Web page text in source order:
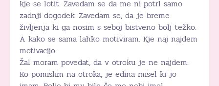
kje se lotit. Zavedam se da me ni potrl samo
zadnji dogodek. Zavedam se, da je breme
življenja ki ga nosim s seboj bistveno bolj težko.
A kako se sama lahko motiviram. Kje naj najdem
motivacijo.
Žal moram povedat, da v otroku je ne najdem.
Ko pomislim na otroka, je edina misel ki jo